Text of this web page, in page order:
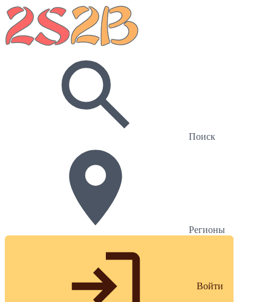
Поиск
Регионы
Войти